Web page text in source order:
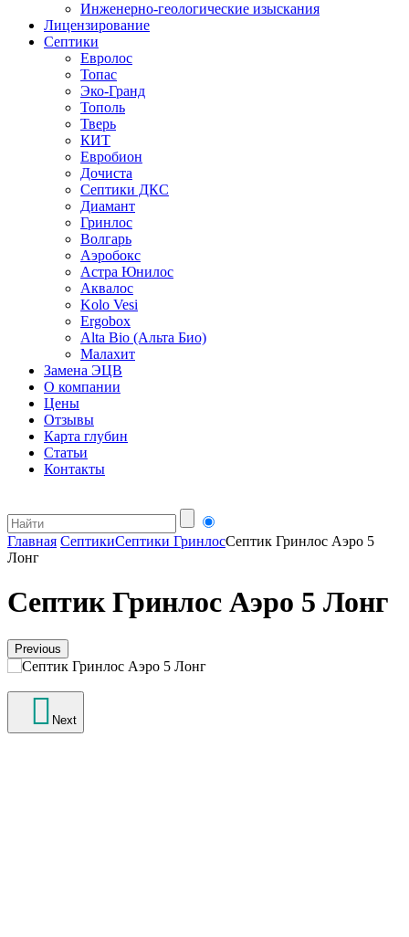
Инженерно-геологические изыскания
Лицензирование
Септики
Евролос
Топас
Эко-Гранд
Тополь
Тверь
КИТ
Евробион
Дочиста
Септики ДКС
Диамант
Гринлос
Волгарь
Аэробокс
Астра Юнилос
Аквалос
Kolo Vesi
Ergobox
Alta Bio (Альта Био)
Малахит
Замена ЭЦВ
О компании
Цены
Отзывы
Карта глубин
Статьи
Контакты
Главная СептикиСептики ГринлосСептик Гринлос Аэро 5
Лонг
Септик Гринлос Аэро 5 Лонг
Previous
Next